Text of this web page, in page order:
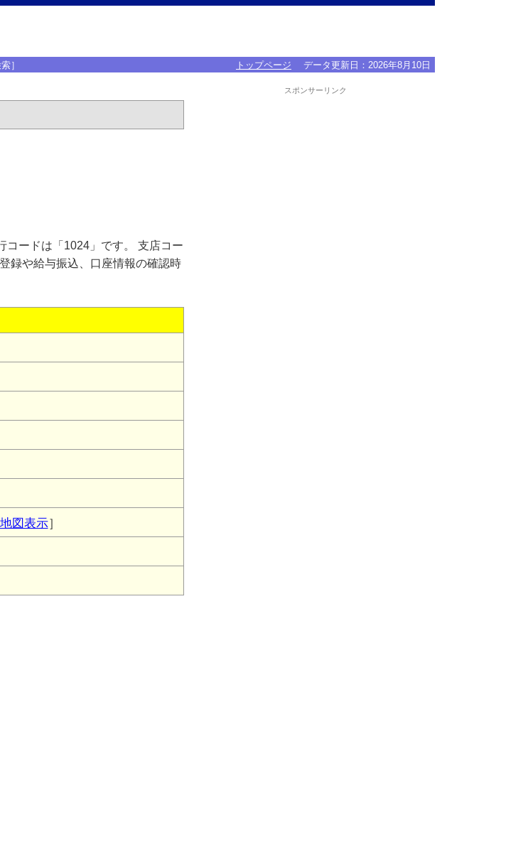
］ トップページ データ更新日： 2026年8月10日
コードは「1024」です。 支店コー
録や給与振込、口座情報の確認時
地図表示］
スポンサーリンク